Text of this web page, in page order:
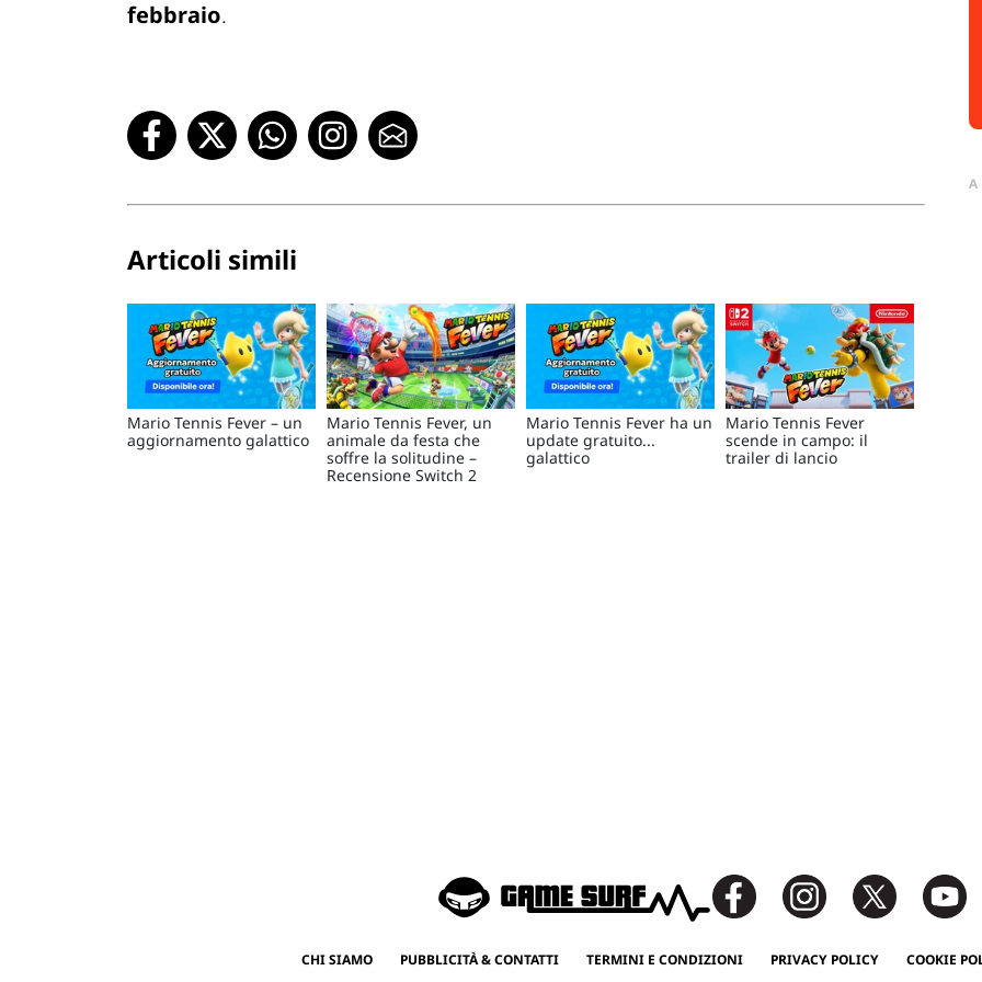
febbraio.
Articoli simili
Mario Tennis Fever – un
aggiornamento galattico
Mario Tennis Fever, un
animale da festa che
soffre la solitudine –
Recensione Switch 2
Mario Tennis Fever ha un
update gratuito...
galattico
Mario Tennis Fever
scende in campo: il
trailer di lancio
CHI SIAMO PUBBLICITÀ & CONTATTI TERMINI E CONDIZIONI PRIVACY POLICY COOKIE